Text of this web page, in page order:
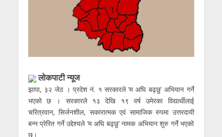
लाेकपाटी न्यूज
झापा, ३२ जेठ । प्रदेश नं. १ सरकारले ‘म अघि बढ्छु’ अभियान गर्ने
भएको छ । सरकारले १३ देखि १९ वर्ष उमेरका विद्यार्थीलाई
चरित्रवान, सिर्जनशील, सकारात्मक एवं सामाजिक रुपमा उत्तरदायी
बन्न प्रेरित गर्ने उद्देश्यले ‘म अघि बढ्छु’ नामक अभियान शुरु गर्ने भएको
छ।